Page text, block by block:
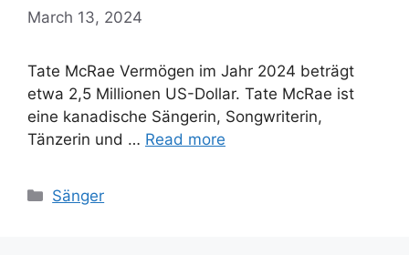
March 13, 2024
Tate McRae Vermögen im Jahr 2024 beträgt
etwa 2,5 Millionen US-Dollar. Tate McRae ist
eine kanadische Sängerin, Songwriterin,
Tänzerin und … Read more
Categories
Sänger